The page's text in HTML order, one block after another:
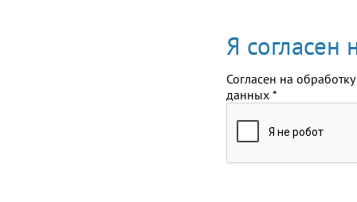
Я согласен
Согласен на обработку
данных *